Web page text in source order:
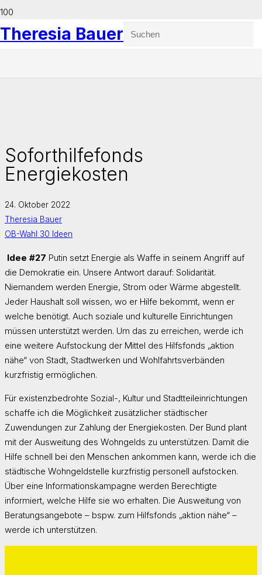
Theresia Bauer
Soforthilfefonds
Energiekosten
24. Oktober 2022
Theresia Bauer
OB-Wahl 30 Ideen
Idee #27 Putin setzt Energie als Waffe in seinem Angriff auf
die Demokratie ein. Unsere Antwort darauf: Solidarität.
Niemandem werden Energie, Strom oder Wärme abgestellt.
Jeder Haushalt soll wissen, wo er Hilfe bekommt, wenn er
welche benötigt. Auch soziale und kulturelle Einrichtungen
müssen unterstützt werden. Um das zu erreichen, werde ich
eine weitere Aufstockung der Mittel des Hilfsfonds „aktion
nähe“ von Stadt, Stadtwerken und Wohlfahrtsverbänden
kurzfristig ermöglichen.
Für existenzbedrohte Sozial-, Kultur und Stadtteileinrichtungen
schaffe ich die Möglichkeit zusätzlicher städtischer
Zuwendungen zur Zahlung der Energiekosten. Der Bund plant
mit der Ausweitung des Wohngelds zu unterstützen. Damit die
Hilfe schnell bei den Menschen ankommen kann, werde ich die
städtische Wohngeldstelle kurzfristig personell aufstocken.
Über eine Informationskampagne werden Berechtigte
informiert, welche Hilfe sie wo erhalten. Die Ausweitung von
Beratungsangebote – bspw. zum Hilfsfonds „aktion nähe“ –
werde ich unterstützen.